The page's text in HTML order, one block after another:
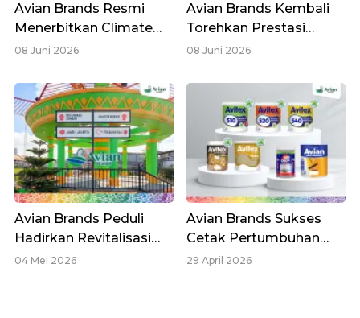
Avian Brands Resmi
Menerbitkan Climate
Risk Report Perdana
08 Juni 2026
Avian Brands Kembali
Torehkan Prestasi
Nasional Melalui
Sustainability dan
Governance
08 Juni 2026
Avian Brands Peduli
Hadirkan Revitalisasi
Tugu Patin Riau sebagai
04 Mei 2026
Avian Brands Sukses
Cetak Pertumbuhan
Double-Digit, Penjualan
29 April 2026